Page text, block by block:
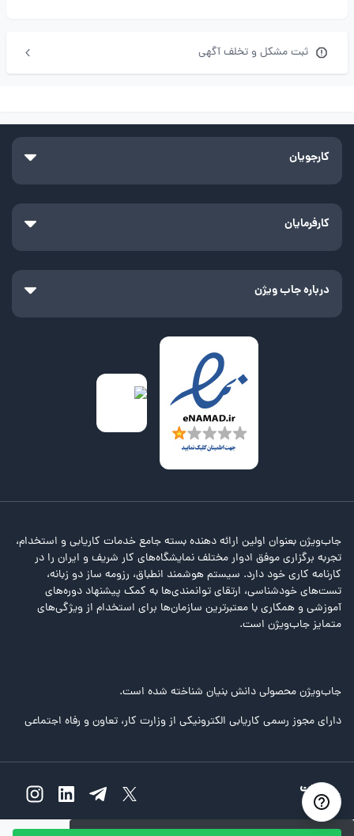
ثبت مشکل و تخلف آگهی
کارجویان
کارفرمایان
درباره جاب ویژن
جاب‌ویژن بعنوان اولین ارائه دهنده بسته جامع خدمات کاریابی و استخدام،
تجربه برگزاری موفق ادوار مختلف نمایشگاه‌های کار شریف و ایران را در
کارنامه کاری خود دارد. سیستم هوشمند انطباق، رزومه ساز دو زبانه،
تست‌های خودشناسی، ارتقای توانمندی‌ها به کمک پیشنهاد دوره‌های
آموزشی و همکاری با معتبرترین سازمان‌ها برای استخدام از ویژگی‌های
متمایز جاب‌ویژن است.
جاب‌ویژن محصولی دانش بنیان شناخته شده است.
دارای مجوز رسمی کاریابی الکترونیکی از وزارت کار، تعاون و رفاه اجتماعی